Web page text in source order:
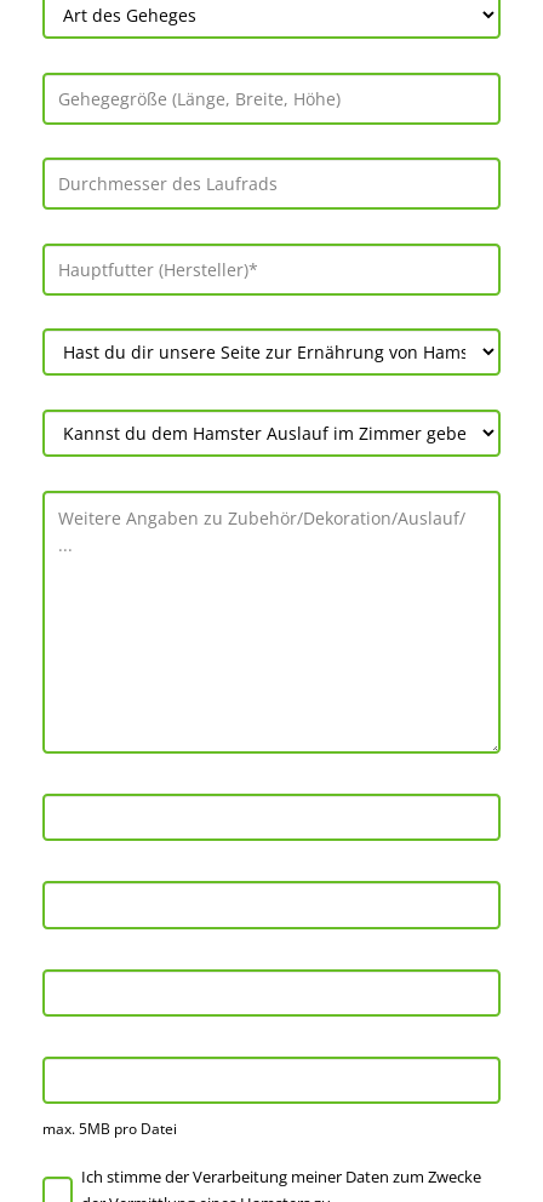
max. 5MB pro Datei
Ich stimme der Verarbeitung meiner Daten zum Zwecke